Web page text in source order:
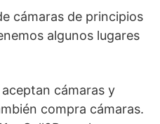
cámaras de principios
algunos lugares
cámaras y
compra cámaras.